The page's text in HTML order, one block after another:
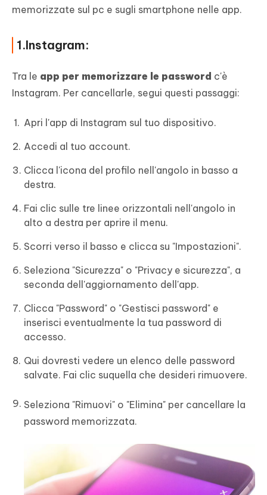
memorizzate sul pc e sugli smartphone nelle app.
1.Instagram:
Tra le app per memorizzare le password c'è
Instagram. Per cancellarle, segui questi passaggi:
Apri l'app di Instagram sul tuo dispositivo.
Accedi al tuo account.
Clicca l'icona del profilo nell'angolo in basso a
destra.
Fai clic sulle tre linee orizzontali nell'angolo in
alto a destra per aprire il menu.
Scorri verso il basso e clicca su "Impostazioni".
Seleziona "Sicurezza" o "Privacy e sicurezza", a
seconda dell'aggiornamento dell'app.
Clicca "Password" o "Gestisci password" e
inserisci eventualmente la tua password di
accesso.
Qui dovresti vedere un elenco delle password
salvate. Fai clic suquella che desideri rimuovere.
Seleziona "Rimuovi" o "Elimina" per cancellare la
password memorizzata.